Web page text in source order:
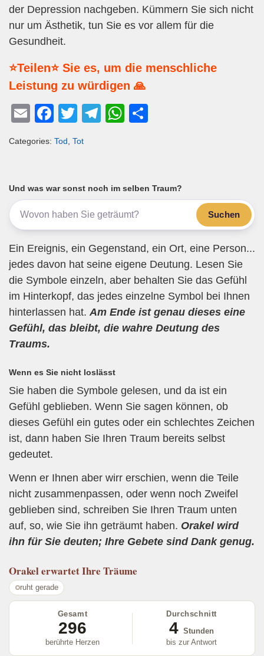
der Depression nachgeben. Kümmern Sie sich nicht
nur um Ästhetik, tun Sie es vor allem für die
Gesundheit.
⭐Teilen⭐ Sie es, um die menschliche
Leistung zu würdigen 🙏
E
ail
F
c
b
o
o
k
T
tt
T
a
m
W
A
p
p
Categories: Tod Tot
Und was war sonst noch im selben Traum?
Suchen
Ein Ereignis, ein Gegenstand, ein Ort, eine Person...
jedes davon hat seine eigene Deutung. Lesen Sie
die Symbole einzeln, aber behalten Sie das Gefühl
im Hinterkopf, das jedes einzelne Symbol bei Ihnen
hinterlassen hat. Am Ende ist genau dieses eine
Gefühl, das bleibt, die wahre Deutung des
Traums.
Wenn es Sie nicht loslässt
Sie haben die Symbole gelesen, und da ist ein
Gefühl geblieben. Wenn Sie sagen können, ob
dieses Gefühl ein gutes oder ein schlechtes Zeichen
ist, dann haben Sie Ihren Traum bereits selbst
gedeutet.
Wenn er Ihnen aber wirr erschien, wenn die Teile
nicht zusammenpassen, oder wenn noch Zweifel
geblieben sind, schreiben Sie Ihren Traum unten
auf, so, wie Sie ihn geträumt haben. Orakel wird
ihn für Sie deuten; Ihre Gebete sind Dank genug.
Orakelerwartet Ihre Träume
ruht gerade
Gesamt
296
berührte Herzen
Durchschnitt
4 Stunden
bis zur Antwort